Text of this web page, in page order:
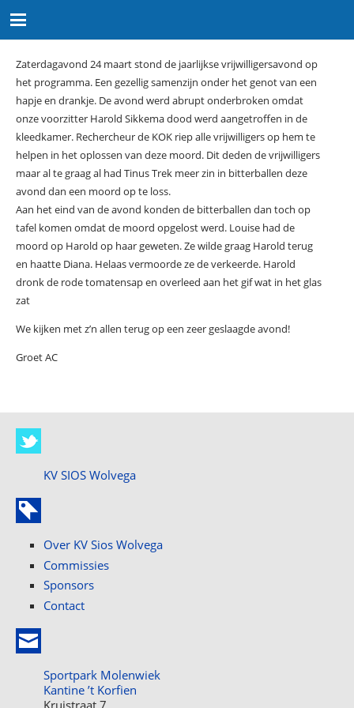
Zaterdagavond 24 maart stond de jaarlijkse vrijwilligersavond op
het programma. Een gezellig samenzijn onder het genot van een
hapje en drankje. De avond werd abrupt onderbroken omdat
onze voorzitter Harold Sikkema dood werd aangetroffen in de
kleedkamer. Rechercheur de KOK riep alle vrijwilligers op hem te
helpen in het oplossen van deze moord. Dit deden de vrijwilligers
maar al te graag al had Tinus Trek meer zin in bitterballen deze
avond dan een moord op te loss.
Aan het eind van de avond konden de bitterballen dan toch op
tafel komen omdat de moord opgelost werd. Louise had de
moord op Harold op haar geweten. Ze wilde graag Harold terug
en haatte Diana. Helaas vermoorde ze de verkeerde. Harold
dronk de rode tomatensap en overleed aan het gif wat in het glas
zat
We kijken met z’n allen terug op een zeer geslaagde avond!
Groet AC
KV SIOS Wolvega
Over KV Sios Wolvega
Commissies
Sponsors
Contact
Sportpark Molenwiek
Kantine ’t Korfien
Kruistraat 7